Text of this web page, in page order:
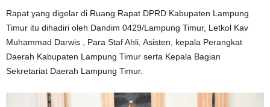
Rapat yang digelar di Ruang Rapat DPRD Kabupaten Lampung
Timur itu dihadiri oleh Dandim 0429/Lampung Timur, Letkol Kav
Muhammad Darwis , Para Staf Ahli, Asisten, kepala Perangkat
Daerah Kabupaten Lampung Timur serta Kepala Bagian
Sekretariat Daerah Lampung Timur.